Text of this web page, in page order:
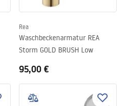
Rea
Waschbeckenarmatur REA
Storm GOLD BRUSH Low
95,00 €